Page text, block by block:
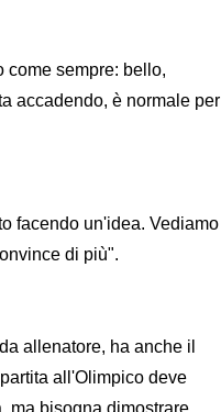
come sempre: bello,
accadendo, è normale per
facendo un'idea. Vediamo
di più".
allenatore, ha anche il
all'Olimpico deve